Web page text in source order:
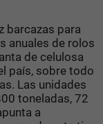
barcazas para
anuales de rolos
de celulosa
país, sobre todo
Las unidades
toneladas, 72
a